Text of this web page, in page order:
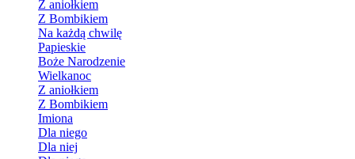
Z aniołkiem
Z Bombikiem
Na każdą chwilę
Papieskie
Boże Narodzenie
Wielkanoc
Z aniołkiem
Z Bombikiem
Imiona
Dla niego
Dla niej